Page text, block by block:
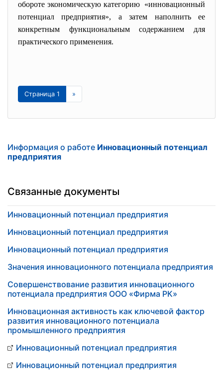
обороте экономическую категорию «инновационный
потенциал предприятия», а затем наполнить ее
конкретным функциональным содержанием для
практического применения.
Страница 1 »
Информация о работе Инновационный потенциал
предприятия
Связанные документы
Инновационный потенциал предприятия
Инновационный потенциал предприятия
Инновационный потенциал предприятия
Значения инновационного потенциала предприятия
Совершенствование развития инновационного
потенциала предприятия ООО «Фирма РК»
Инновационная активность как ключевой фактор
развития инновационного потенциала
промышленного предприятия
Инновационный потенциал предприятия
Инновационный потенциал предприятия